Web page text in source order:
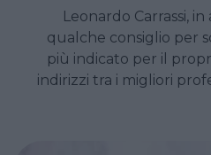
Leonardo Carrassi,
qualche consiglio per
più indicato per il
indirizzi tra i migliori